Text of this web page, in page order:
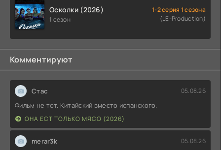
Осколки (2026)
1 сезон
1-2 серия 1 сезона
(LE-Production)
Комментируют
Стас 05.08.26
Фильм не тот. Китайский вместо испанского.
ОНА ЕСТ ТОЛЬКО МЯСО (2026)
merar3k 05.08.26